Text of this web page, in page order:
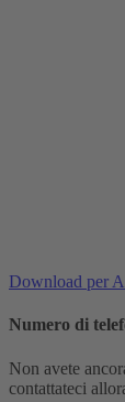
Download per
Numero di
Non avete
contattateci